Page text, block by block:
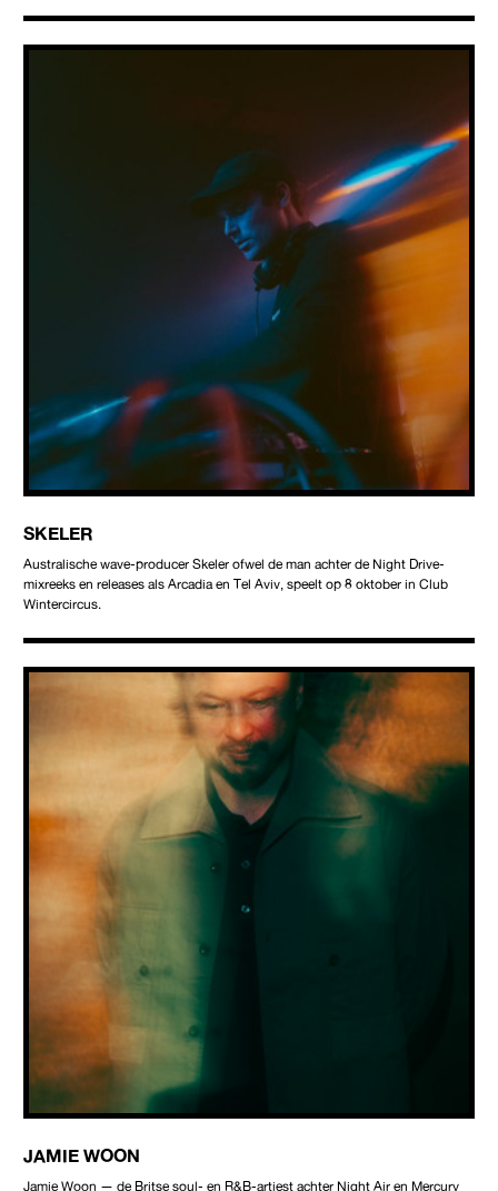
SKELER
Australische wave-producer Skeler ofwel de man achter de Night Drive-
mixreeks en releases als Arcadia en Tel Aviv, speelt op 8 oktober in Club
Wintercircus.
JAMIE WOON
Jamie Woon — de Britse soul- en R&B-artiest achter Night Air en Mercury